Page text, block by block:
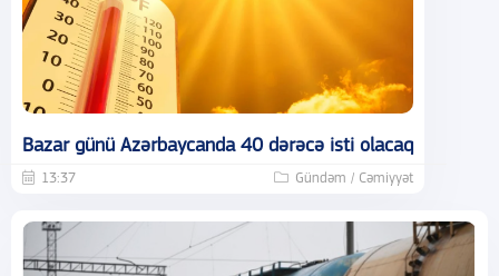
Bazar günü Azərbaycanda 40 dərəcə isti olacaq
13:37 Gündəm / Cəmiyyət